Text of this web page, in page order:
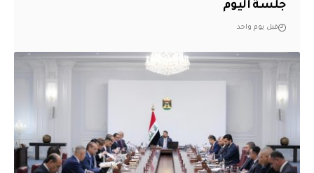
جلسة اليوم
قبل يوم واحد